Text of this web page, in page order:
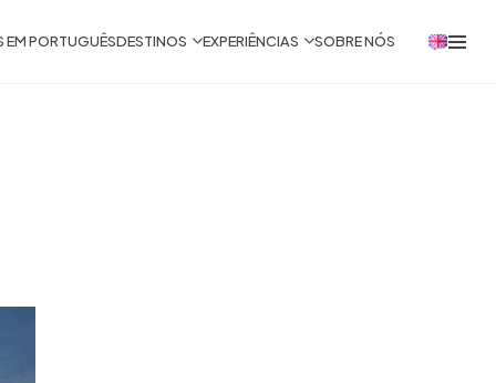
EM PORTUGUÊSDESTINOS EXPERIÊNCIAS SOBRE NÓS